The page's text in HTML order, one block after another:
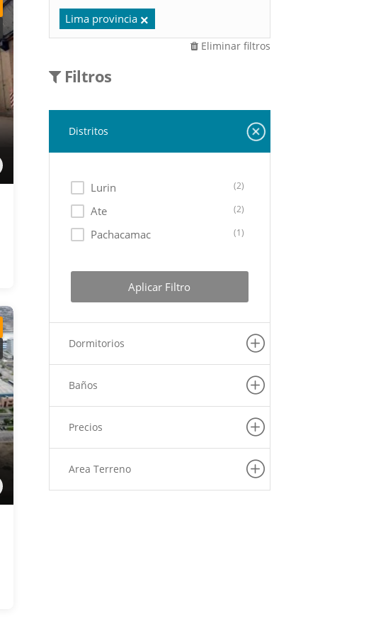
Lima provincia
Eliminar filtros
Filtros
Distritos
Lurin (2)
Ate (2)
Pachacamac (1)
Aplicar Filtro
Dormitorios
Baños
Precios
Area Terreno